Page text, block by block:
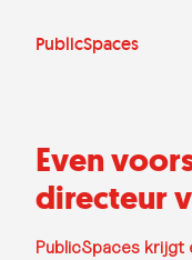
PublicSpaces
Even
directeur
PublicSpaces krijgt